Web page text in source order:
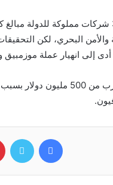
بين عامي 2013 و2014، اقترضت 3 شركات
البحري، لكن
إلى انهيار عملة موزمبيق
وتم تغريم بنك كريدي سويس بما
فيسبوك